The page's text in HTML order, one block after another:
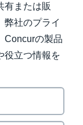
有または販
弊社のプライ
Concurの製品
役立つ情報を